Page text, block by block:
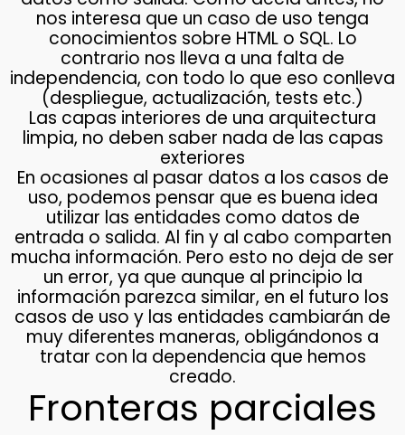
nos interesa que un caso de uso tenga
conocimientos sobre HTML o SQL. Lo
contrario nos lleva a una falta de
independencia, con todo lo que eso conlleva
(despliegue, actualización, tests etc.)
Las capas interiores de una arquitectura
limpia, no deben saber nada de las capas
exteriores
En ocasiones al pasar datos a los casos de
uso, podemos pensar que es buena idea
utilizar las entidades como datos de
entrada o salida. Al fin y al cabo comparten
mucha información. Pero esto no deja de ser
un error, ya que aunque al principio la
información parezca similar, en el futuro los
casos de uso y las entidades cambiarán de
muy diferentes maneras, obligándonos a
tratar con la dependencia que hemos
creado.
Fronteras parciales